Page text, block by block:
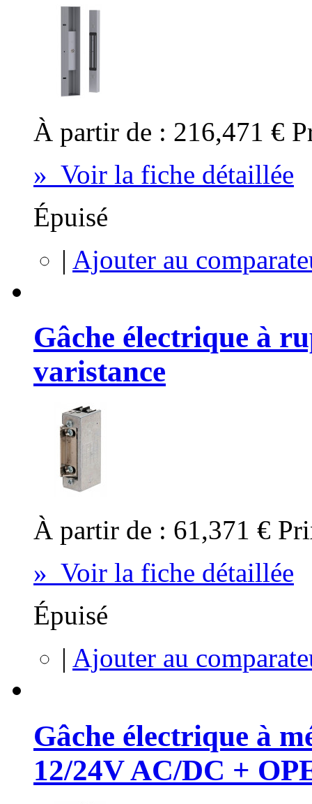
À partir de : 216,471 €
» Voir la fiche détaillée
Épuisé
| Ajouter au
Gâche électrique à
varistance
À partir de : 61,371 €
» Voir la fiche détaillée
Épuisé
| Ajouter au
Gâche électrique à
12/24V AC/DC +